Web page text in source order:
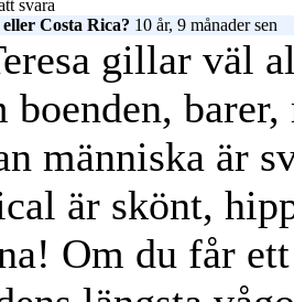
svara
Costa Rica? 10 år, 9 månader sen
gillar väl
boenden,
människa är
är skönt,
Om du får